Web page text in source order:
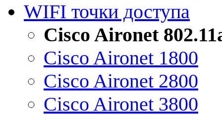
WIFI точки доступа
Cisco Aironet
Cisco Aironet 1800
Cisco Aironet 2800
Cisco Aironet 3800